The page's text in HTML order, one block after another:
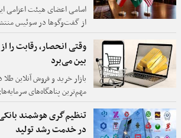
اسامی اعضای هیئت اعزامی
از گفت‌وگوها در سوئیس
وقتی انحصار، رقابت را از
بین می‌برد
بازار خرید و فروش آنلاین
مهم‌ترین پناهگاه‌های
است. در شرایطی که تورم،
خرید باعث شده بسیاری از
حفظ ارزش دارایی‌های خود
تنظیم‌گری هوشمند
در خدمت رشد تولید